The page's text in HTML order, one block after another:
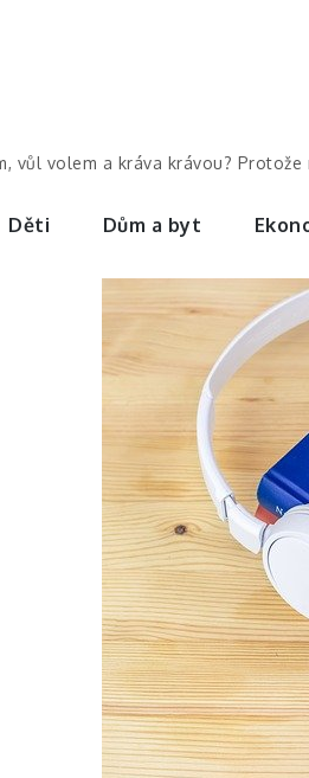
vůl volem a kráva krávou?
Děti Dům a byt